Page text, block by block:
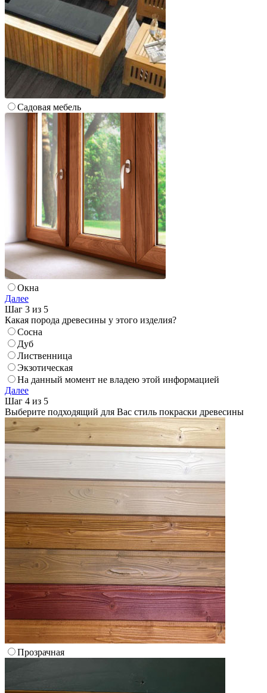
Cадовая мебель
Окна
Далее
Шаг 3 из 5
Какая порода древесины у этого изделия?
Сосна
Дуб
Лиственница
Экзотическая
На данный момент не владею этой информацией
Далее
Шаг 4 из 5
Выберите подходящий для Вас стиль покраски древесины
Прозрачная